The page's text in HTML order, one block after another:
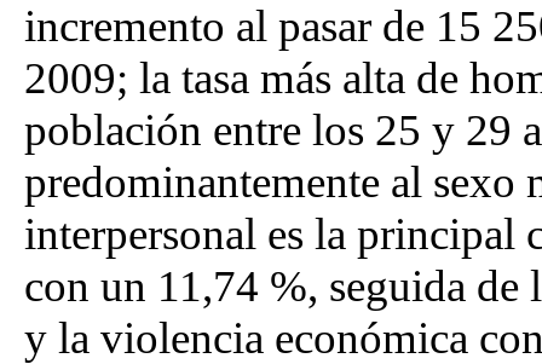
incremento al pasar de 15
2009; la tasa más alta de
población entre los 25 y 29
predominantemente al
interpersonal es la principal
con un 11,74 %, seguida
y la violencia económica